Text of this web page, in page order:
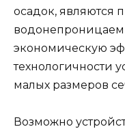
осадок, являются
экономическую
технологичности
малых размеров
Возможно